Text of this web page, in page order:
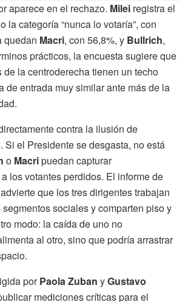
aparece en el rechazo. Milei registra el
la categoría “nunca lo votaría”, con
quedan Macri, con 56,8%, y Bullrich,
prácticos, la encuesta sugiere que
de la centroderecha tienen un techo
de entrada muy similar ante más de la
contra la ilusión de
Si el Presidente se desgasta, no está
o Macripuedan capturar
los votantes perdidos. El informe de
advierte que los tres dirigentes trabajan
sociales y comparten piso y
modo: la caída de uno no
al otro, sino que podría arrastrar
porPaola Zuban yGustavo
mediciones críticas para el